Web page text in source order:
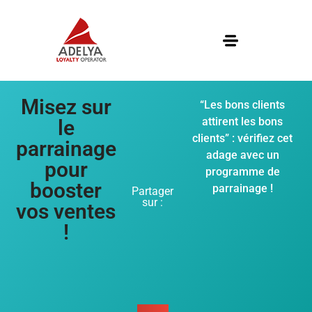
Misez sur
le
parrainage
pour
booster
vos ventes
!
Partager
sur :
“Les bons clients
attirent les bons
clients” : vérifiez cet
adage avec un
programme de
parrainage !